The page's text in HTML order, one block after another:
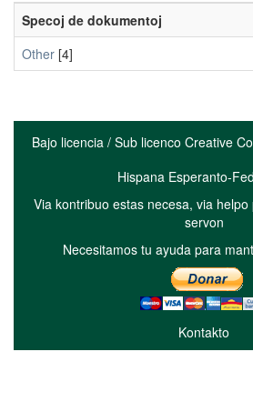
Specoj de dokumentoj
Other [4]
Bajo licencia / Sub licenco Creative
Hispana Esperanto-
Via kontribuo estas necesa, via
servon
Necesitamos tu ayuda para
Kontakto